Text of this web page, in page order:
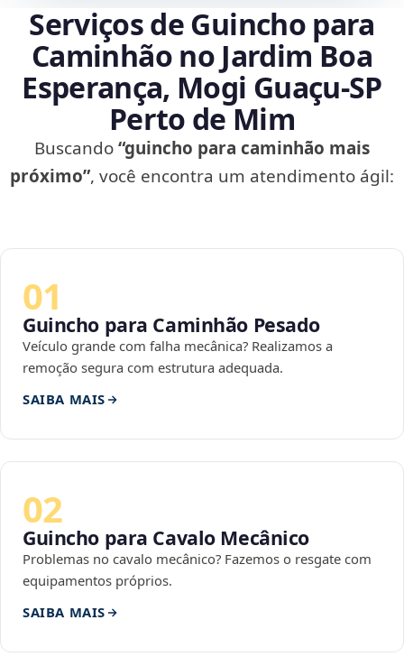
Serviços de Guincho para
Caminhão no Jardim Boa
Esperança, Mogi Guaçu‑SP
Perto de Mim
Buscando“guincho para caminhão mais
próximo”, você encontra um atendimento ágil:
01
Guincho para Caminhão Pesado
Veículo grande com falha mecânica? Realizamos a
remoção segura com estrutura adequada.
SAIBA MAIS
02
Guincho para Cavalo Mecânico
Problemas no cavalo mecânico? Fazemos o resgate com
equipamentos próprios.
SAIBA MAIS